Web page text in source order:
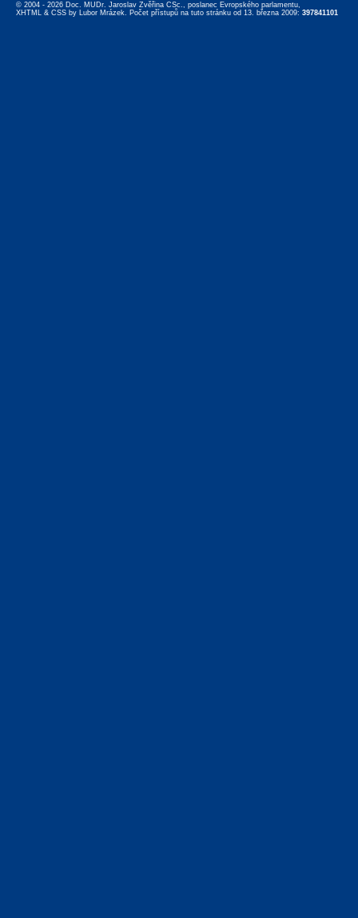
© 2004 - 2026 Doc. MUDr. Jaroslav Zvěřina CSc., poslanec Evropského parlamentu,
XHTML & CSS by Lubor Mrázek. Počet přístupů na tuto stránku od 13. března 2009: 397841101